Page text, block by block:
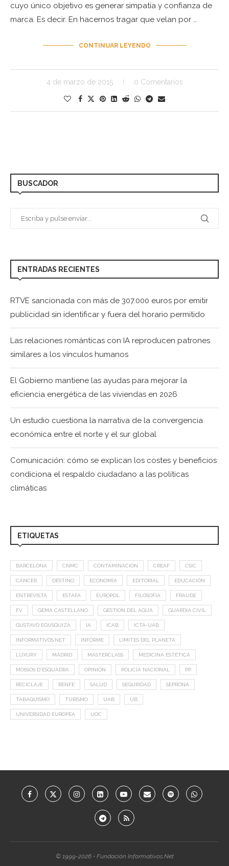
cuyo único objetivo es generar simpatía y confianza de
marca. Es decir. En hacernos tragar que velan por …
CONTINUAR LEYENDO
4 de marzo de 2015 0 Comentarios
BUSCADOR
ENTRADAS RECIENTES
RTVE sancionada con más de 307.000 euros por emitir
publicidad sin identificar y fuera del horario permitido
Las relaciones románticas con IA reproducen patrones
similares a los vínculos humanos
El Gobierno mantiene las ayudas para mejorar la
eficiencia energética de las viviendas en 2026
Un estudio cuestiona la narrativa de la convergencia
económica entre el norte y el sur global
Comunicación: cómo se explican los costes y beneficios
condiciona el respaldo ciudadano a las políticas
climáticas
ETIQUETAS
BARCELONA CNMC CONTAMINACIÓN CREAF CSIC
CÁNCER DESTINO ECONOMÍA EDITORIAL EDUCACIÓN
ENTREVISTA ESTAFA EUROPOL FILOSOFÍA FRAUDE
FV GEMA CASTELLANO GESTION DEL AGUA GUARDIA CIVIL
GUSTAVO EGUSQUIZA IA ICAB ICTA-UAB
INFORMATIVOS.NET INFORME LIMITES DEL PLANETA
LUXURY MADRID MASTERCLASS MEDICINA ESTÉTICA
MOSSOS D'ESQUADRA OPINIÓN POLICÍA NACIONAL PP
RECICLAJE RENFE SALUD SEGURIDAD SEPRONA
TABAQUISMO TURISMO UAB UB
UNIVERSIDAD EUROPEA UOC
© 1999-2026 • Fundación Informativos.Net